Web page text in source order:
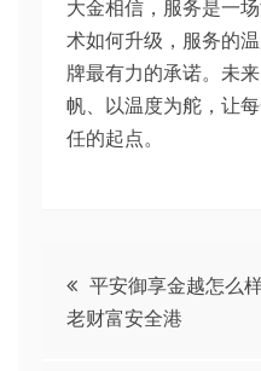
大金相信，服务是一
术如何升级，服务的
牌最有力的承诺。未
帆、以温度为舵，让
任的起点。
文
章
平安御享金越怎么
老财富安全港